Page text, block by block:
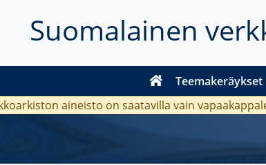
Suomalainen
Teemakeräykset
aineisto on saatavilla vain